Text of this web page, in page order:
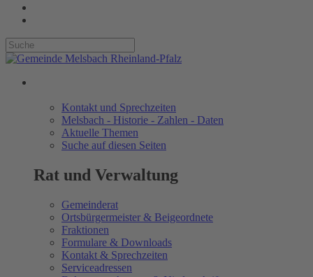
Kontakt und Sprechzeiten
Melsbach - Historie - Zahlen - Daten
Aktuelle Themen
Suche auf diesen Seiten
Rat und Verwaltung
Gemeinderat
Ortsbürgermeister & Beigeordnete
Fraktionen
Formulare & Downloads
Kontakt & Sprechzeiten
Serviceadressen